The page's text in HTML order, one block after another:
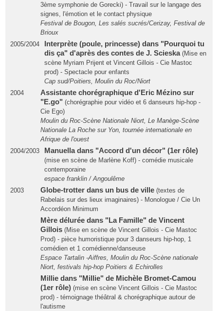
3ème symphonie de Gorecki) - Travail sur le langage des
signes, l'émotion et le contact physique
Festival de Bougon, Les salés sucrés/Cerizay, Festival de
Brioux
2005/2004
Interprète (poule, princesse) dans "Pourquoi tu
dis ça" d'après des contes de J. Scieska(Mise en
scène Myriam Prijent et Vincent Gillois - Cie Mastoc
prod) - Spectacle pour enfants
Cap sud/Poitiers, Moulin du Roc/Niort
2004
Assistante chorégraphique d'Eric Mézino sur
"E.go" (chorégraphie pour vidéo et 6 danseurs hip-hop -
Cie Ego)
Moulin du Roc-Scène Nationale Niort, Le Manège-Scène
Nationale La Roche sur Yon, tournée internationale en
Afrique de l'ouest
2004/2003
Manuella dans "Accord d'un décor" (1er rôle)
(mise en scène de Marlène Koff) - comédie musicale
contemporaine
espace franklin / Angoulême
2003
Globe-trotter dans un bus de ville(textes de
Rabelais sur des lieux imaginaires) - Monologue / Cie Un
Accordéon Minimum
Mère délurée dans "La Famille" de Vincent
Gillois(Mise en scène de Vincent Gillois - Cie Mastoc
Prod) - pièce humoristique pour 3 danseurs hip-hop, 1
comédien et 1 comédienne/danseuse
Espace Tartalin -Aiffres, Moulin du Roc-Scène nationale
Niort, festivals hip-hop Poitiers & Echirolles
Millie dans "Millie" de Michèle Bromet-Camou
(1er rôle)(mise en scène Vincent Gillois - Cie Mastoc
prod) - témoignage théâtral & chorégraphique autour de
l'autisme